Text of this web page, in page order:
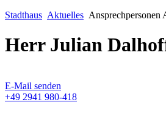
Stadthaus Aktuelles Ansprechpersonen
Herr Julian
E-Mail senden
+49 2941 980-418